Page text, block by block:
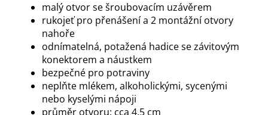
malý otvor se šroubovacím uzávěrem
rukojeť pro přenášení a 2 montážní otvory
nahoře
odnímatelná, potažená hadice se závitovým
konektorem a náustkem
bezpečné pro potraviny
neplňte mlékem, alkoholickými, sycenými
nebo kyselými nápoji
průměr otvoru: cca 4,5 cm